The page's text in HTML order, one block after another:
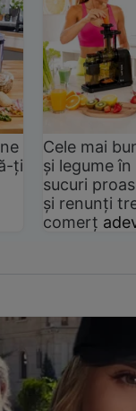
ți
Cele mai
și legume
sucuri
și renunți
comerț